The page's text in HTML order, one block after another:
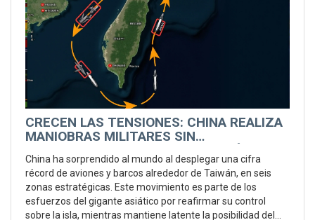
CRECEN LAS TENSIONES: CHINA REALIZA
MANIOBRAS MILITARES SIN
China ha sorprendido al mundo al desplegar una cifra
récord de aviones y barcos alrededor de Taiwán, en seis
zonas estratégicas. Este movimiento es parte de los
esfuerzos del gigante asiático por reafirmar su control
sobre la isla, mientras mantiene latente la posibilidad del